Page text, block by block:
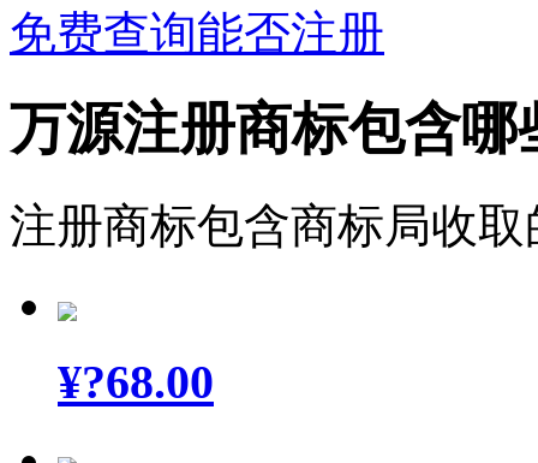
免费查询能否注册
万源注册商标包含哪
注册商标包含商标局收
¥?68.00